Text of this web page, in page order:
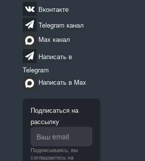
Вконтакте
Telegram канал
Max канал
Написать в
Telegram
Написать в Max
Подписаться на
рассылку
Подписываясь, вы
соглашаетесь на